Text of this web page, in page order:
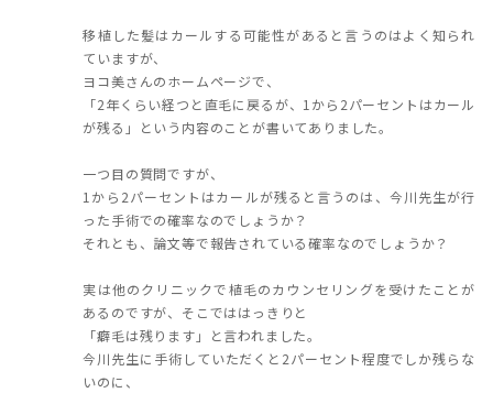
移植した髪はカールする可能性があると言うのはよく知られ
ていますが、
ヨコ美さんのホームページで、
「2年くらい経つと直毛に戻るが、1から2パーセントはカール
が残る」という内容のことが書いてありました。
一つ目の質問ですが、
1から2パーセントはカールが残ると言うのは、今川先生が行
った手術での確率なのでしょうか？
それとも、論文等で報告されている確率なのでしょうか？
実は他のクリニックで植毛のカウンセリングを受けたことが
あるのですが、そこでははっきりと
「癖毛は残ります」と言われました。
今川先生に手術していただくと2パーセント程度でしか残らな
いのに、